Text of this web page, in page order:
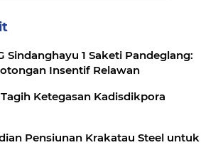
Sindanghayu 1 Saketi Pandeglang:
Insentif Relawan
Ketegasan Kadisdikpora
Pensiunan Krakatau Steel untuk